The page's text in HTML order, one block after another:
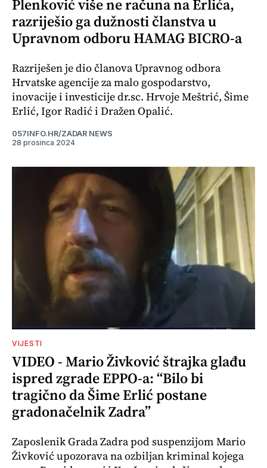
Plenković više ne računa na Erlića,
razriješio ga dužnosti članstva u
Upravnom odboru HAMAG BICRO-a
Razriješen je dio članova Upravnog odbora
Hrvatske agencije za malo gospodarstvo,
inovacije i investicije dr.sc. Hrvoje Meštrić, Šime
Erlić, Igor Radić i Dražen Opalić.
057INFO.HR/ZADAR NEWS
28 prosinca 2024
VIJESTI
VIDEO - Mario Živković štrajka glađu
ispred zgrade EPPO-a: “Bilo bi
tragično da Šime Erlić postane
gradonačelnik Zadra”
Zaposlenik Grada Zadra pod suspenzijom Mario
Živković upozorava na ozbiljan kriminal kojega